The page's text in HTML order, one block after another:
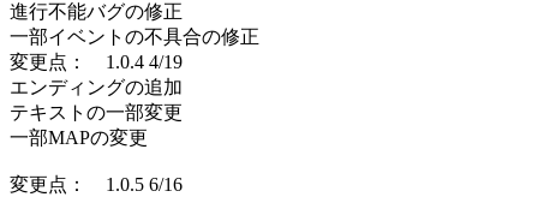
進行不能バグの修正
一部イベントの不具合の修正
変更点： 1.0.4 4/19
エンディングの追加
テキストの一部変更
一部MAPの変更
変更点： 1.0.5 6/16